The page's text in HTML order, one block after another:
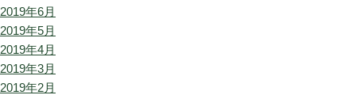
2019年6月
2019年5月
2019年4月
2019年3月
2019年2月